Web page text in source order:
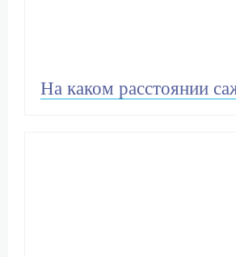
На каком расстоянии